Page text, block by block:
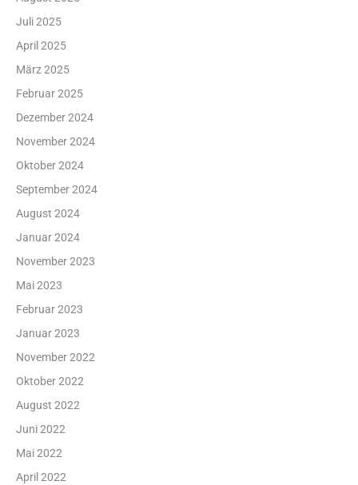
Juli 2025
April 2025
März 2025
Februar 2025
Dezember 2024
November 2024
Oktober 2024
September 2024
August 2024
Januar 2024
November 2023
Mai 2023
Februar 2023
Januar 2023
November 2022
Oktober 2022
August 2022
Juni 2022
Mai 2022
April 2022